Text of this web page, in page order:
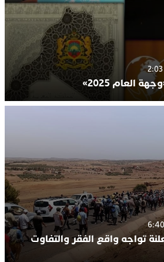
العام 2025»
تواجه واقع الفقر والتفاوت